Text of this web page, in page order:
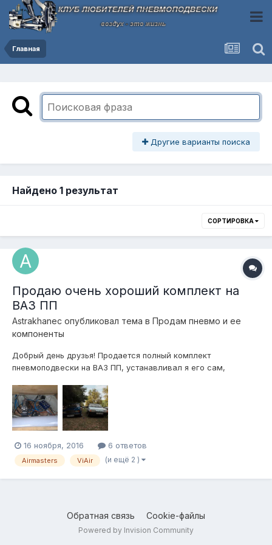
Главная
Другие варианты поиска
Найдено 1 результат
СОРТИРОВКА
Продаю очень хороший комплект на
ВАЗ ПП
Astrakhanec опубликовал тема в Продам пневмо и ее
компоненты
Добрый день друзья! Продается полный комплект
пневмоподвески на ВАЗ ПП, устанавливал я его сам,
Rubena -70мм, фитинг 8/6 - Задние пневмостойки Rubena
-60мм, фитинг 8/6 - Блок клапанов Airstandards A2 4 контура
с фитингами и глушителем - К...
16 ноября, 2016 6 ответов
Airmasters ViAir (и ещё 2 )
Обратная связь Cookie-файлы
Powered by Invision Community